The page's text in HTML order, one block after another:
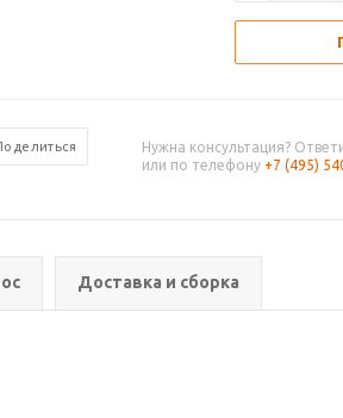
Нужна консультация?
или по телефону +7 (495)
Доставка и сборка